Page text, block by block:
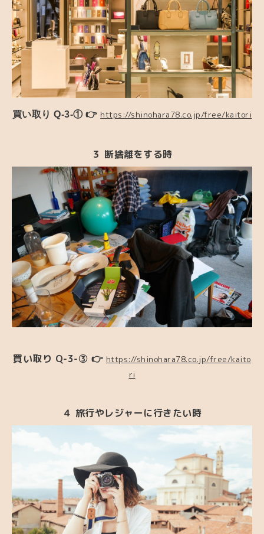
買い取り Q-3-① 👉 https://shinohara78.co.jp/free/kaitori
３ 断捨離をする時
買い取り Q-3-③ 👉 https://shinohara78.co.jp/free/kaito
ri
４ 旅行やレジャーに行きたい時